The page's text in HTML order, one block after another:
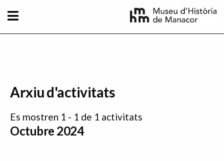
Arxiu d'activitats
Es mostren 1 - 1 de 1 activitats
Octubre 2024